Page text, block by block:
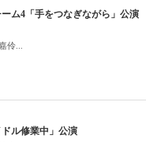
ム4「手をつなぎながら」公演
伶...
ル修業中」公演